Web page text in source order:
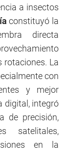
a insectos
constituyó la
directa
rotaciones. La
con
y mejor
digital, integró
de precisión,
satelitales,
en la